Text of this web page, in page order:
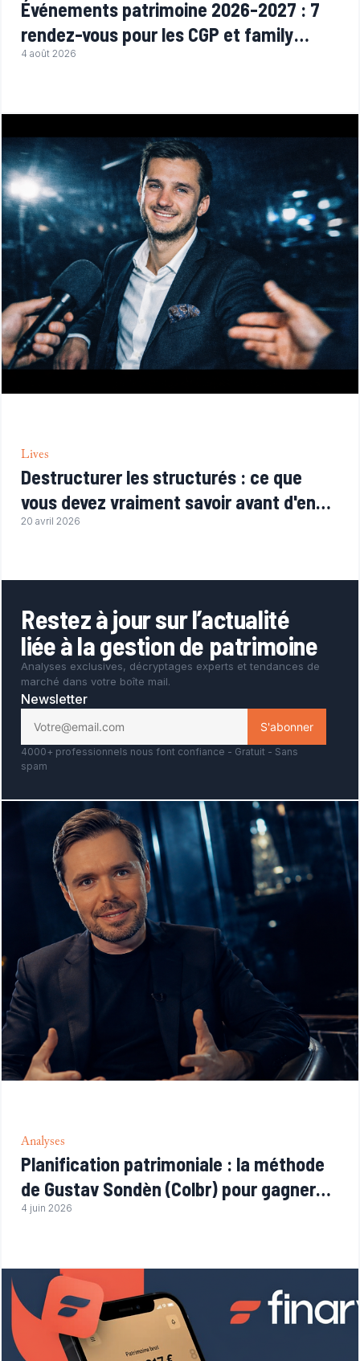
Événements patrimoine 2026-2027 : 7
rendez-vous pour les CGP et family
offices
4 août 2026
Lives
Destructurer les structurés : ce que
vous devez vraiment savoir avant d'en
proposer à vos clients
20 avril 2026
Restez à jour sur l’actualité
liée à la gestion de patrimoine
Analyses exclusives, décryptages experts et tendances de
marché dans votre boîte mail.
Newsletter
4000+ professionnels nous font confiance - Gratuit - Sans
spam
Analyses
Planification patrimoniale : la méthode
de Gustav Sondèn (Colbr) pour gagner
des appels d'offres
4 juin 2026